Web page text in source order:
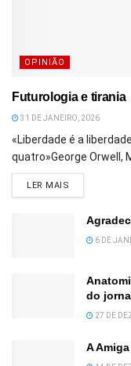
OPINIÃO
Futurologia e tirania
31 DE JANEIRO, 2026
«Liberdade é a
quatro»George Orwell,
LER MAIS
6 DE
do
27 DE
A